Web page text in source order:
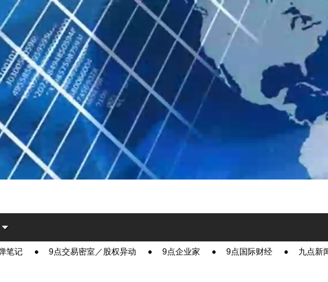
笔记 9点交易密室／股权异动 9点企业家 9点国际财经 九点新